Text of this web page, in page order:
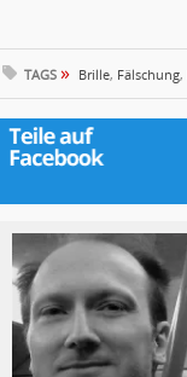
TAGS » Brille, Fälschung,